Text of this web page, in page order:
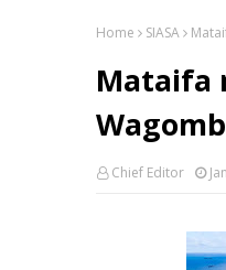
Home SIASA
Mataifa
Chief Editor